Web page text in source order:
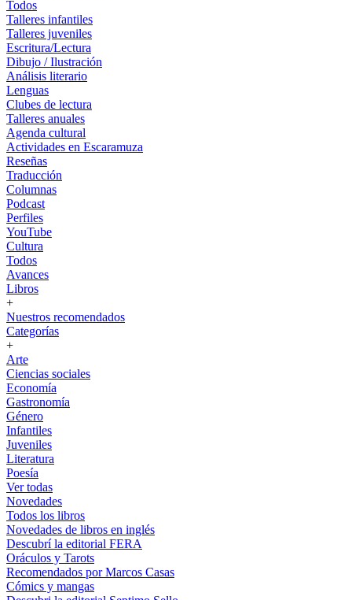
Todos
Talleres infantiles
Talleres juveniles
Escritura/Lectura
Dibujo / Ilustración
Análisis literario
Lenguas
Clubes de lectura
Talleres anuales
Agenda cultural
Actividades en Escaramuza
Reseñas
Traducción
Columnas
Podcast
Perfiles
YouTube
Cultura
Todos
Avances
Libros
+
Nuestros recomendados
Categorías
+
Arte
Ciencias sociales
Economía
Gastronomía
Género
Infantiles
Juveniles
Literatura
Poesía
Ver todas
Novedades
Todos los libros
Novedades de libros en inglés
Descubrí la editorial FERA
Oráculos y Tarots
Recomendados por Marcos Casas
Cómics y mangas